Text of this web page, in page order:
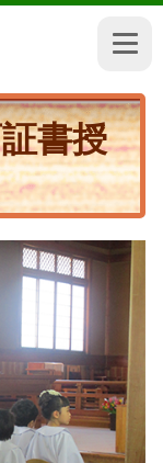
書授